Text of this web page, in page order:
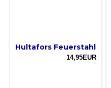
Hultafors Feuerstahl
14,95EUR